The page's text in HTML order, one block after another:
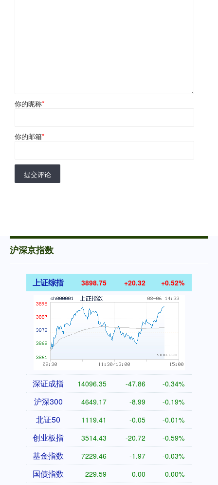
你的昵称*
你的邮箱*
提交评论
沪深京指数
上证综指 3898.75 +20.32 +0.52%
深证成指 14096.35 -47.86 -0.34%
沪深300 4649.17 -8.99 -0.19%
北证50 1119.41 -0.05 -0.01%
创业板指 3514.43 -20.72 -0.59%
基金指数 7229.46 -1.97 -0.03%
国债指数 229.59 -0.00 0.00%